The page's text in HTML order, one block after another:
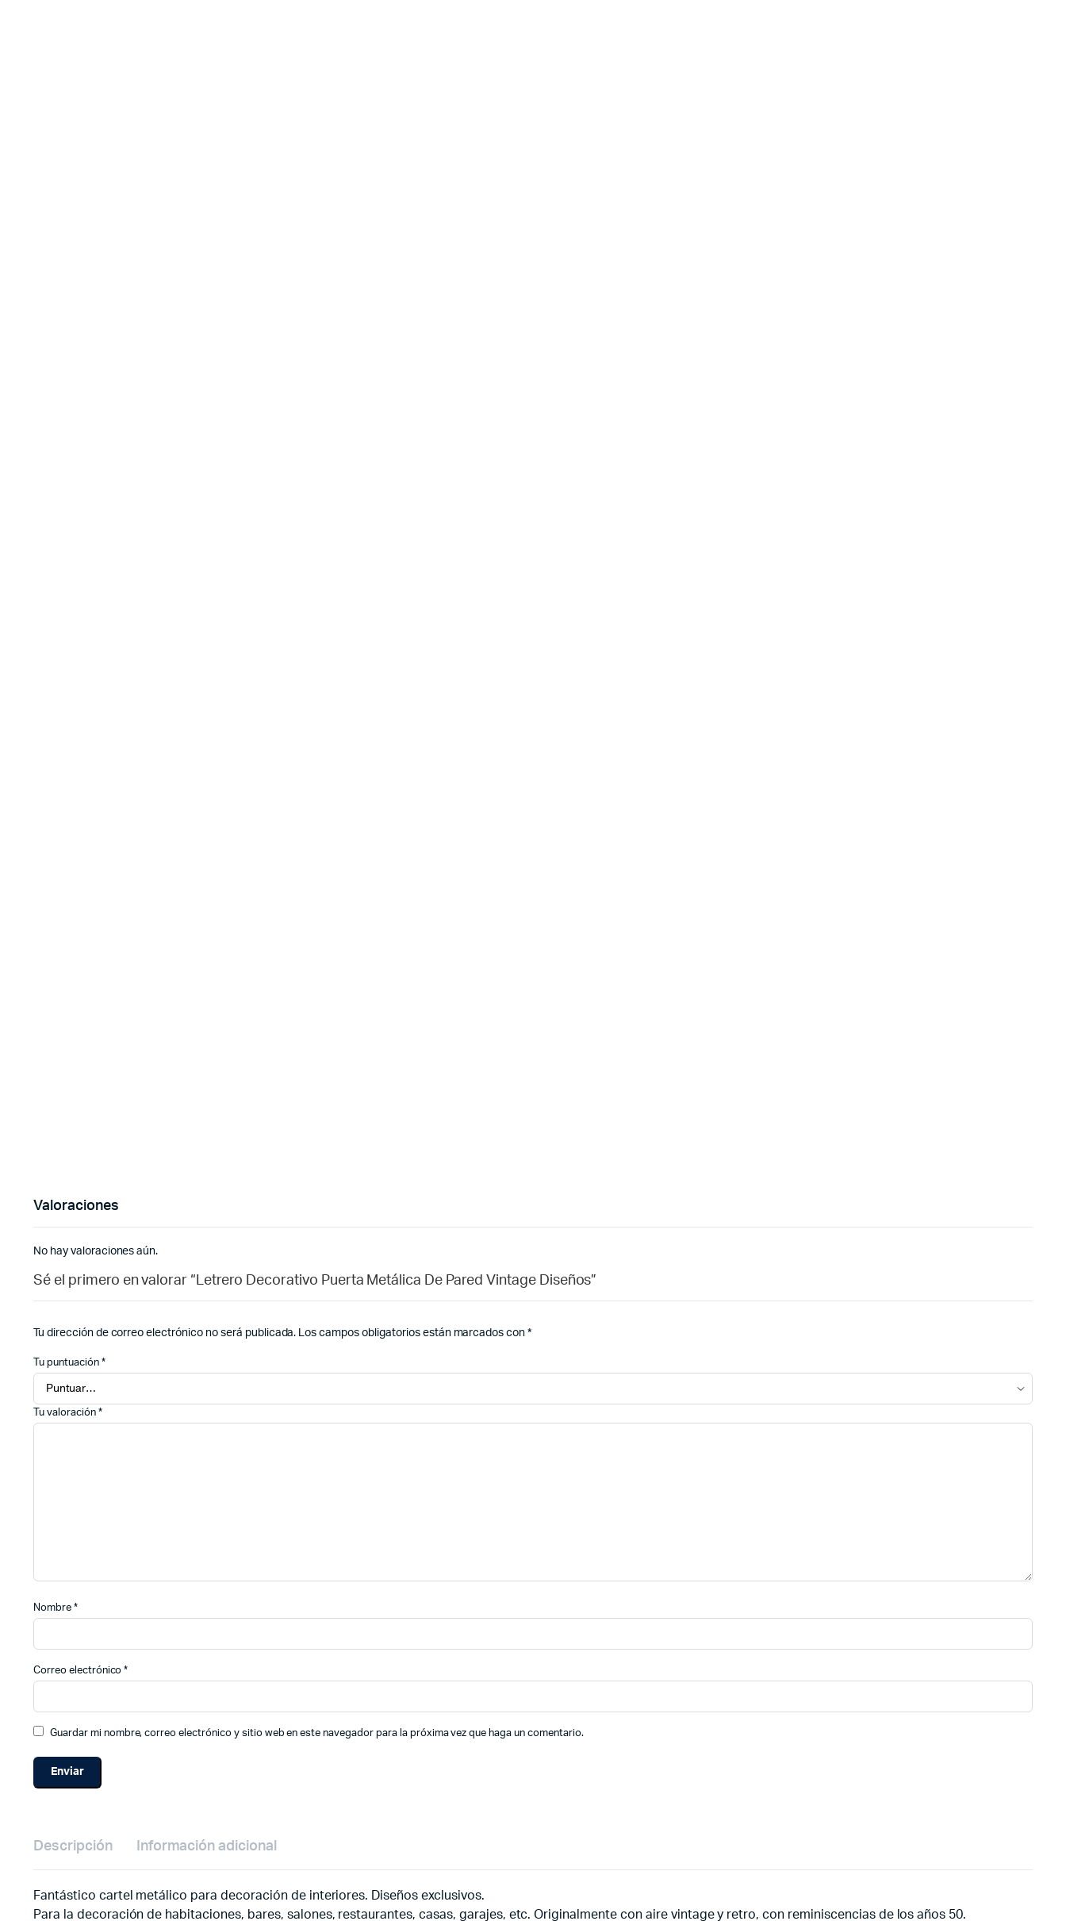
Valoraciones
No hay valoraciones aún.
Sé el primero en valorar “Letrero Decorativo Puerta Metálica De Pared Vintage Diseños”
Tu dirección de correo electrónico no será publicada. Los campos obligatorios están marcados con*
Tu puntuación *
Tu valoración *
Nombre *
Correo electrónico*
Guardar mi nombre, correo electrónico y sitio web en este navegador para la próxima vez que haga un comentario.
Descripción Información adicional
Fantástico cartel metálico para decoración de interiores. Diseños exclusivos.
Para la decoración de habitaciones, bares, salones, restaurantes, casas, garajes, etc. Originalmente con aire vintage y retro, con reminiscencias de los años 50.